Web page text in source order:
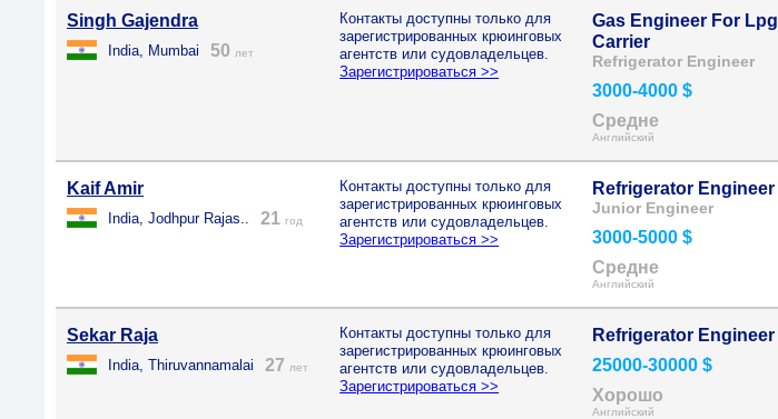
Singh Gajendra
India, Mumbai 50 лет
Контакты доступны только для
зарегистрированных крюинговых
агентств или судовладельцев.
Зарегистрироваться >>
Gas Engineer For Lpg
Carrier
Refrigerator Engineer
3000-4000 $
Средне
Английский
Kaif Amir
India, Jodhpur Rajas.. 21 год
Контакты доступны только для
зарегистрированных крюинговых
агентств или судовладельцев.
Зарегистрироваться >>
Refrigerator Engineer
Junior Engineer
3000-5000 $
Средне
Английский
Sekar Raja
India, Thiruvannamalai 27 лет
Контакты доступны только для
зарегистрированных крюинговых
агентств или судовладельцев.
Зарегистрироваться >>
Refrigerator Engineer
25000-30000 $
Хорошо
Английский